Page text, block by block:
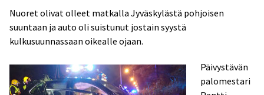
Nuoret olivat olleet matkalla Jyväskylästä pohjoisen
suuntaan ja auto oli suistunut jostain syystä
kulkusuunnassaan oikealle ojaan.
Päivystävän
palomestari